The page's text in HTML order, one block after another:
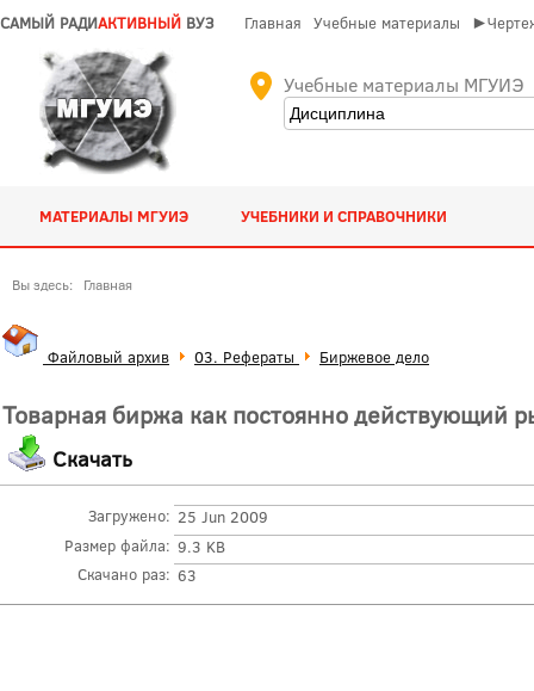
САМЫЙ РАДИАКТИВНЫЙ ВУЗ Главная Учебные материалы
Учебные материалы МГУИЭ
МАТЕРИАЛЫ МГУИЭ УЧЕБНИКИ И СПРАВОЧНИКИ
Вы здесь: Главная
Файловый архив 03. Рефераты Биржевое дело
Товарная биржа как постоянно действующий
Скачать
Загружено: 25 Jun 2009
Размер файла: 9.3 KB
Скачано раз: 63